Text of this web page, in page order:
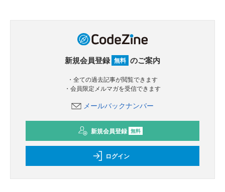
新規会員登録 無料 のご案内
・全ての過去記事が閲覧できます
・会員限定メルマガを受信できます
メールバックナンバー
新規会員登録 無料
ログイン